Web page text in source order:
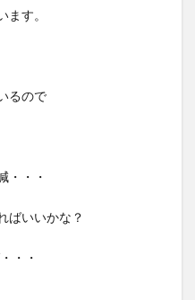
す。
るので
・・・
ばいいかな？
・・